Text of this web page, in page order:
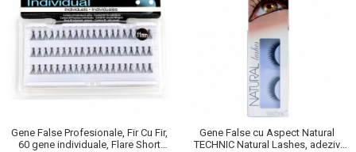
Gene False Profesionale, Fir Cu Fir,
60 gene individuale, Flare Short
Gene False cu Aspect Natural
TECHNIC Natural Lashes, adeziv